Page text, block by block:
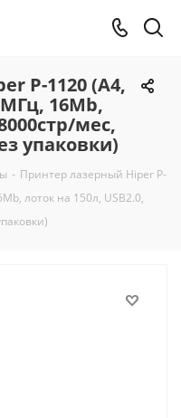
P-1120 (А4,
16Mb,
мес,
упаковки)
- Принтер лазерный Hiper P-
лоток на 150л, USB2.0,